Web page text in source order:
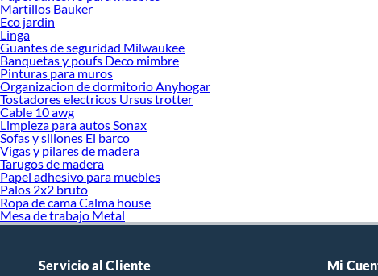
Martillos Bauker
Eco jardin
Linga
Guantes de seguridad Milwaukee
Banquetas y poufs Deco mimbre
Pinturas para muros
Organizacion de dormitorio Anyhogar
Tostadores electricos Ursus trotter
Cable 10 awg
Limpieza para autos Sonax
Sofas y sillones El barco
Vigas y pilares de madera
Tarugos de madera
Papel adhesivo para muebles
Palos 2x2 bruto
Ropa de cama Calma house
Mesa de trabajo Metal
Servicio al Cliente Mi